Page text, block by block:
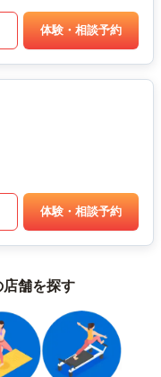
体験・相談予約
体験・相談予約
舗を探す